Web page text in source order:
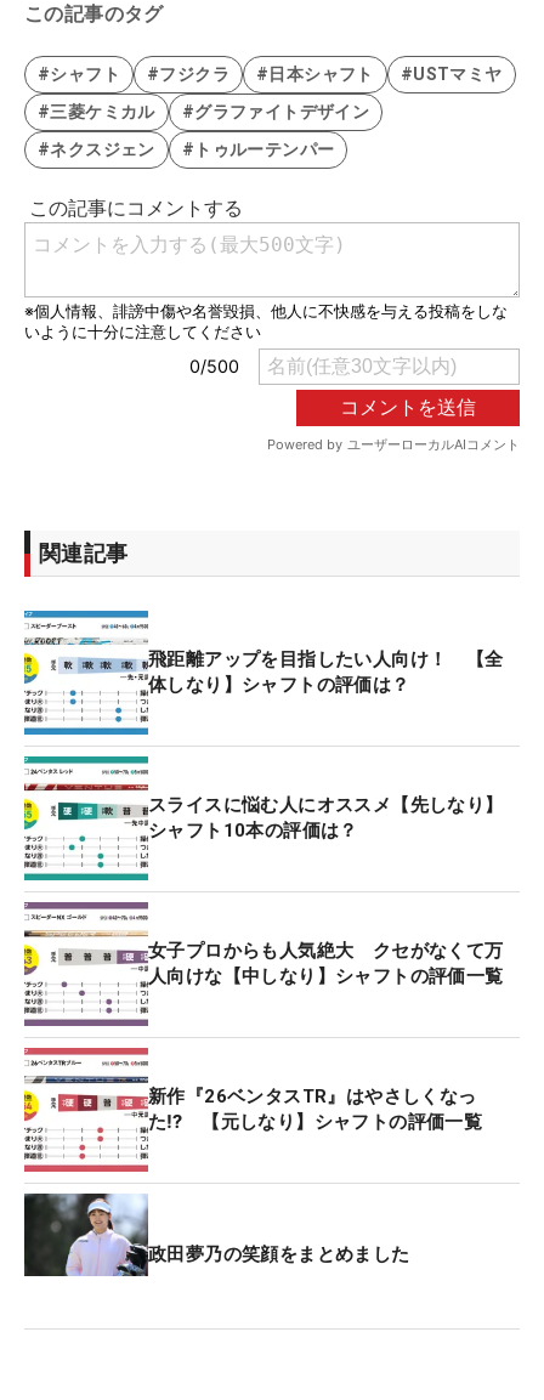
この記事のタグ
#シャフト #フジクラ #日本シャフト
#USTマミヤ
#三菱ケミカル
#グラファイトデザイン
#ネクスジェン
#トゥルーテンパー
関連記事
飛距離アップを目指したい人向け！ 【全
体しなり】シャフトの評価は？
スライスに悩む人にオススメ【先しなり】
シャフト10本の評価は？
女子プロからも人気絶大 クセがなくて万
人向けな【中しなり】シャフトの評価一覧
新作『26ベンタスTR』はやさしくなっ
た⁉ 【元しなり】シャフトの評価一覧
政田夢乃の笑顔をまとめました